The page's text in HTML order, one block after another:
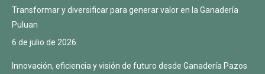
Transformar y diversificar para generar valor en la Ganadería
Puluan
6 de julio de 2026
Innovación, eficiencia y visión de futuro desde Ganadería Pazos